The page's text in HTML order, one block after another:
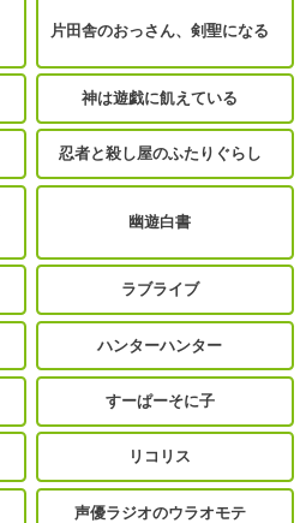
片田舎のおっさん、剣聖になる
神は遊戯に飢えている
忍者と殺し屋のふたりぐらし
幽遊白書
ラブライブ
ハンターハンター
すーぱーそに子
リコリス
声優ラジオのウラオモテ